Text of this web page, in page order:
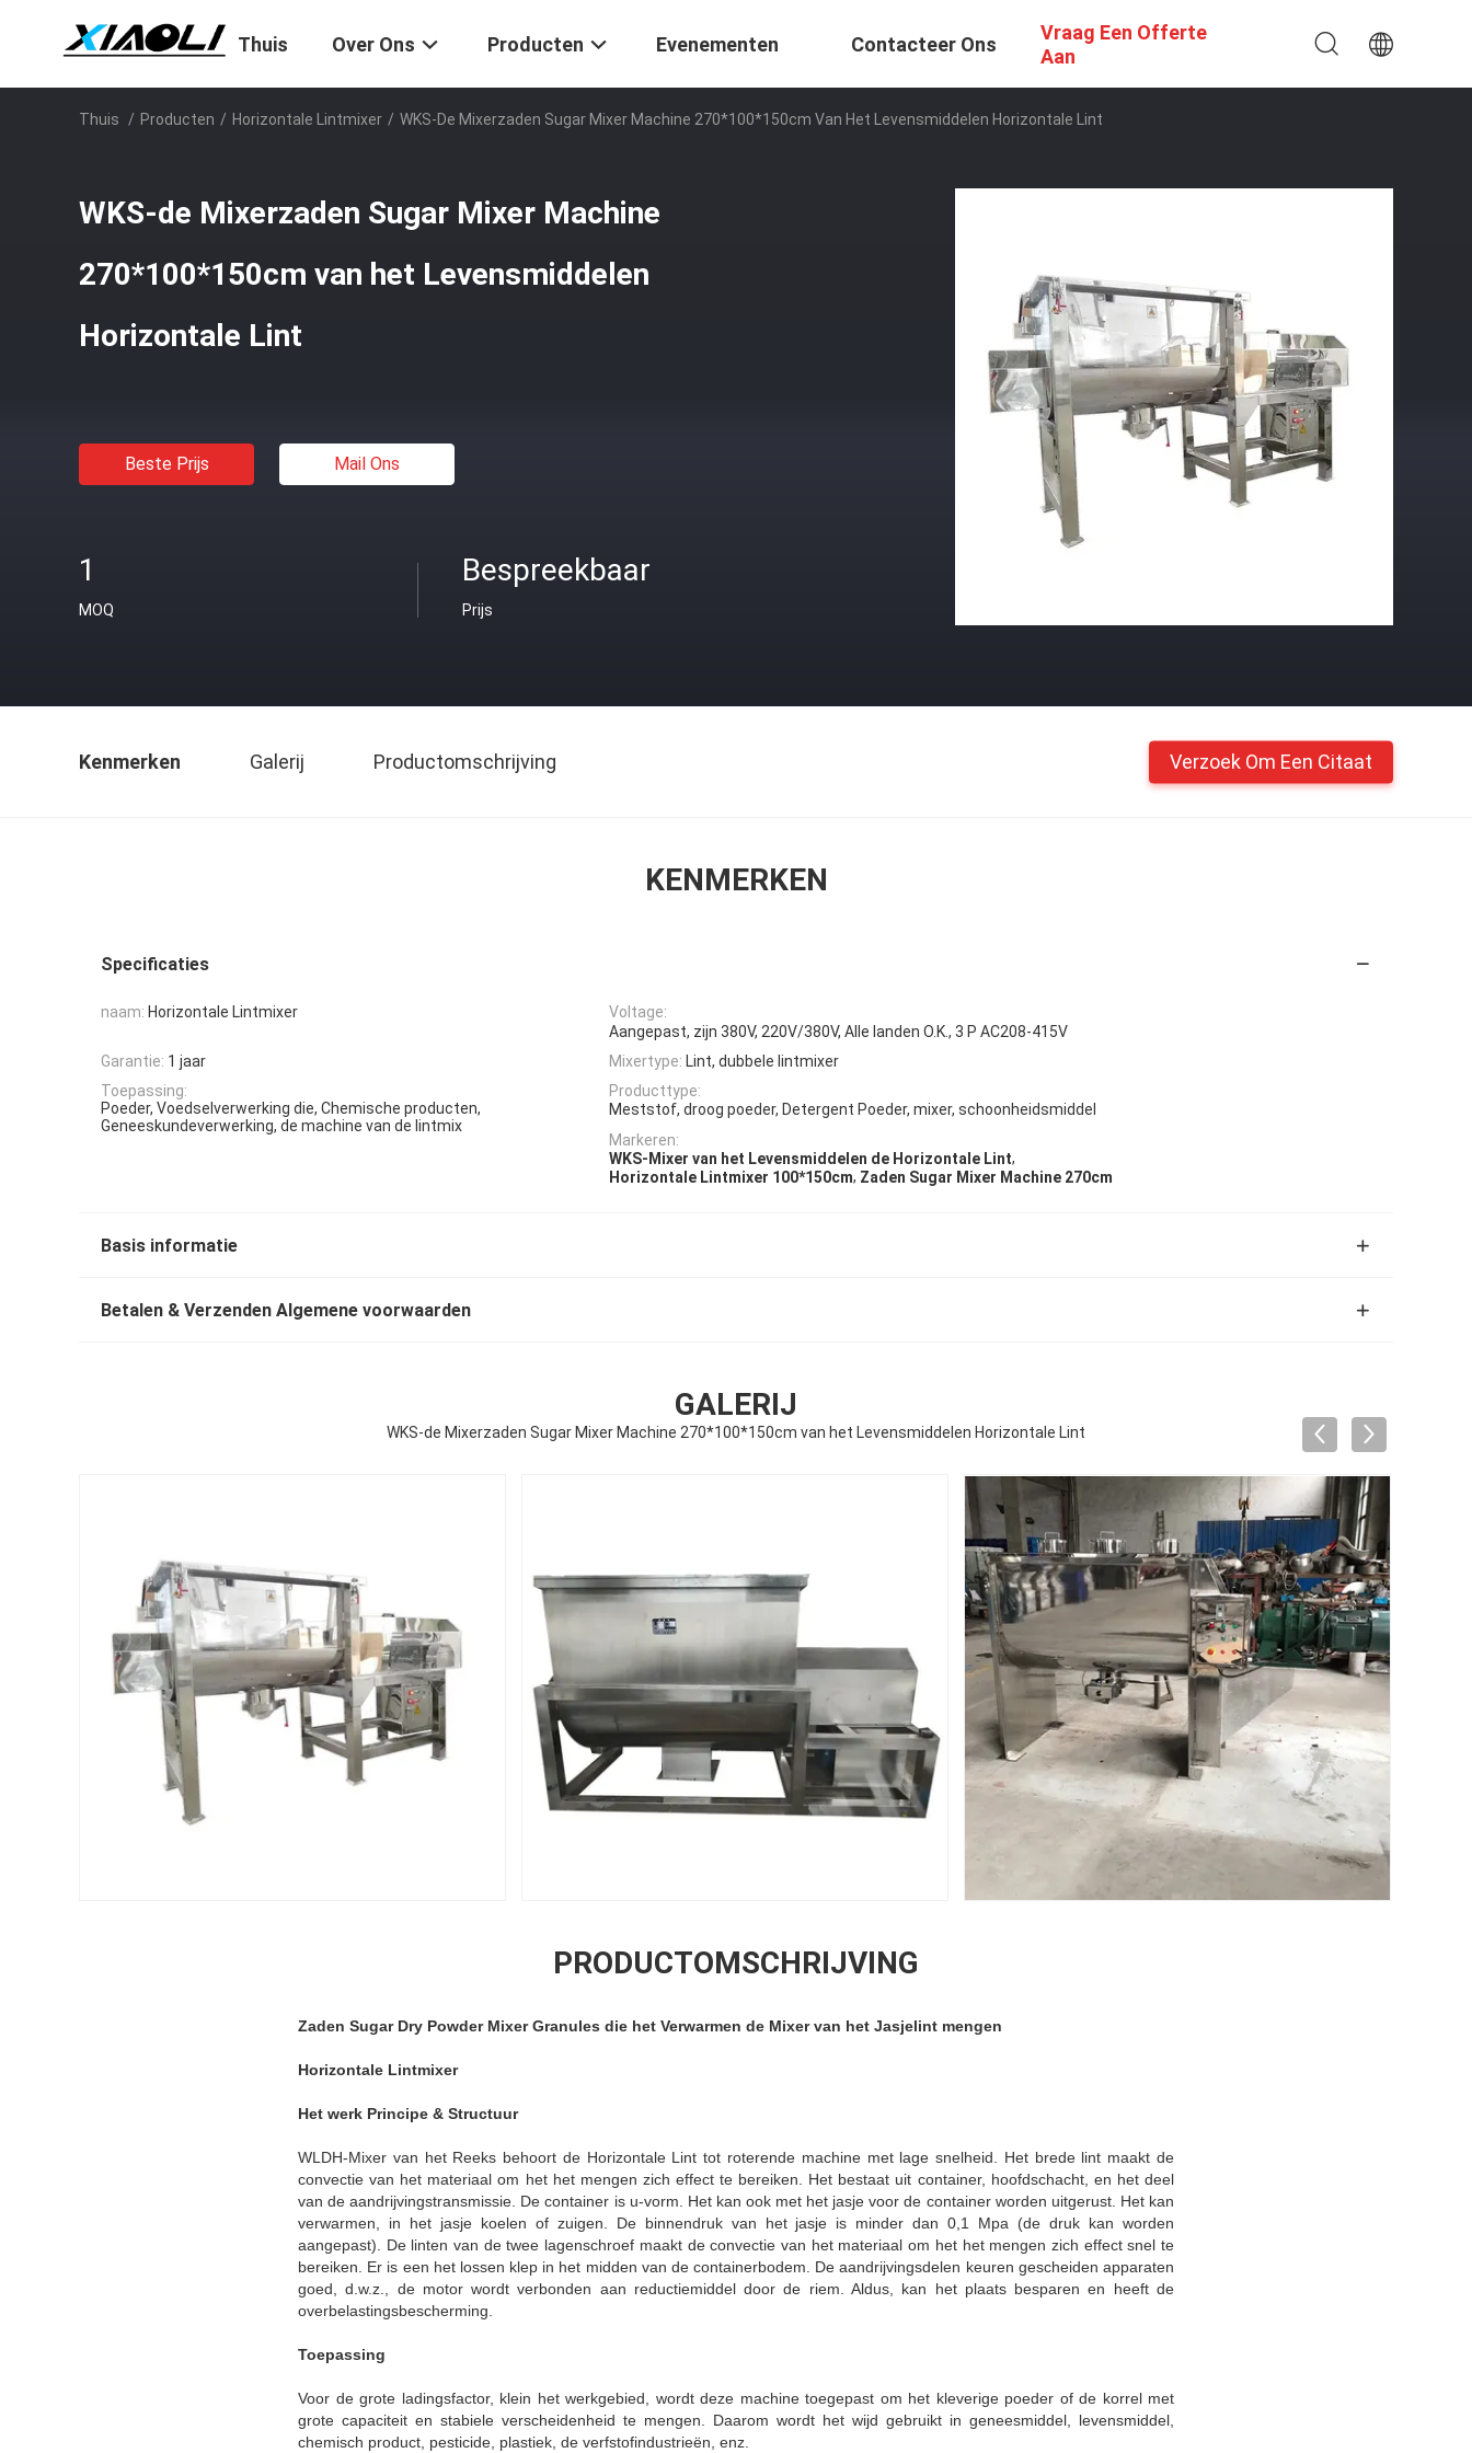
Thuis Over Ons Producten Evenementen Contacteer Ons
Vraag Een Offerte
Aan
Thuis / Producten / Horizontale Lintmixer / WKS-De Mixerzaden Sugar Mixer Machine 270*100*150cm Van Het Levensmiddelen Horizontale Lint
WKS-de Mixerzaden Sugar Mixer Machine
270*100*150cm van het Levensmiddelen
Horizontale Lint
Beste Prijs Mail Ons
1
MOQ
Bespreekbaar
Prijs
Kenmerken Galerij Productomschrijving Verzoek Om Een Citaat
KENMERKEN
Specificaties
naam: Horizontale Lintmixer
Voltage:
Aangepast, zijn 380V, 220V/380V, Alle landen O.K., 3 P AC208-415V
Garantie: 1 jaar Mixertype: Lint, dubbele lintmixer
Toepassing:
Poeder, Voedselverwerking die, Chemische producten,
Geneeskundeverwerking, de machine van de lintmix
Producttype:
Meststof, droog poeder, Detergent Poeder, mixer, schoonheidsmiddel
Markeren:
WKS-Mixer van het Levensmiddelen de Horizontale Lint,
Horizontale Lintmixer 100*150cm, Zaden Sugar Mixer Machine 270cm
Basis informatie
Betalen & Verzenden Algemene voorwaarden
GALERIJ
WKS-de Mixerzaden Sugar Mixer Machine 270*100*150cm van het Levensmiddelen Horizontale Lint
PRODUCTOMSCHRIJVING
Zaden Sugar Dry Powder Mixer Granules die het Verwarmen de Mixer van het Jasjelint mengen
Horizontale Lintmixer
Het werk Principe & Structuur
WLDH-Mixer van het Reeks behoort de Horizontale Lint tot roterende machine met lage snelheid. Het brede lint maakt de
convectie van het materiaal om het het mengen zich effect te bereiken. Het bestaat uit container, hoofdschacht, en het deel
van de aandrijvingstransmissie. De container is u-vorm. Het kan ook met het jasje voor de container worden uitgerust. Het kan
verwarmen, in het jasje koelen of zuigen. De binnendruk van het jasje is minder dan 0,1 Mpa (de druk kan worden
aangepast). De linten van de twee lagenschroef maakt de convectie van het materiaal om het het mengen zich effect snel te
bereiken. Er is een het lossen klep in het midden van de containerbodem. De aandrijvingsdelen keuren gescheiden apparaten
goed, d.w.z., de motor wordt verbonden aan reductiemiddel door de riem. Aldus, kan het plaats besparen en heeft de
overbelastingsbescherming.
Toepassing
Voor de grote ladingsfactor, klein het werkgebied, wordt deze machine toegepast om het kleverige poeder of de korrel met
grote capaciteit en stabiele verscheidenheid te mengen. Daarom wordt het wijd gebruikt in geneesmiddel, levensmiddel,
chemisch product, pesticide, plastiek, de verfstofindustrieën, enz.